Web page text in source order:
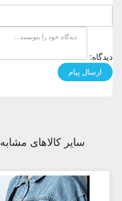
دیدگاه:
سایر کالاهای مشابه